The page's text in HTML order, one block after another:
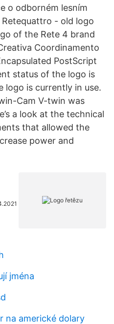
o odborném lesním
- old logo
of the Rete 4 brand
Coordinamento
PostScript
status of the logo is
logo is currently in use.
Cam V-twin was
a look at the technical
that allowed the
power and
jména
na americké dolary